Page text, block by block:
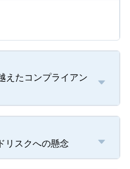
えたコンプライアン
リスクへの懸念